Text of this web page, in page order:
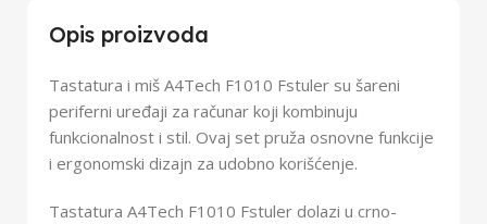
Opis proizvoda
Tastatura i miš A4Tech F1010 Fstuler su šareni
periferni uređaji za računar koji kombinuju
funkcionalnost i stil. Ovaj set pruža osnovne funkcije
i ergonomski dizajn za udobno korišćenje.
Tastatura A4Tech F1010 Fstuler dolazi u crno-